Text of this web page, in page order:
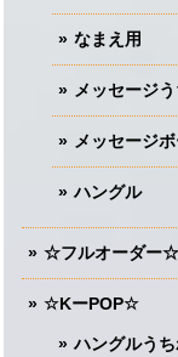
なまえ用
メッセージ
メッセージ
ハングル
☆フルオーダー☆
☆KーPOP☆
ハングルう